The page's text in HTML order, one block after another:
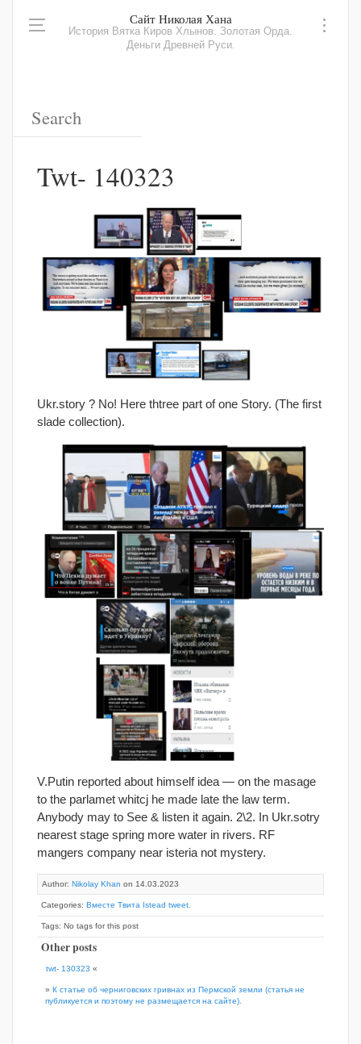
Сайт Николая Хана
История Вятка Киров Хлынов. Золотая Орда.
Деньги Древней Руси.
Twt- 140323
Ukr.story ? No! Here thtree part of one Story. (The first
slade collection).
V.Putin reported about himself idea — on the masage
to the parlamet whitcj he made late the law term.
Anybody may to See & listen it again. 2\2. In Ukr.sotry
nearest stage spring more water in rivers. RF
mangers company near isteria not mystery.
Author: Nikolay Khan on 14.03.2023
Categories: Вместе Твита Istead tweet.
Tags: No tags for this post
Other posts
twt- 130323 «
» К статье об черниговских гривнах из Пермской земли (статья не
публикуется и поэтому не размещается на сайте).